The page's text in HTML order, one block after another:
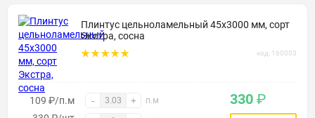
Плинтус цельноламельный 45х3000 мм, сорт
Экстра, сосна
код: 160003
109 ₽/п.м - + п.м 330 ₽